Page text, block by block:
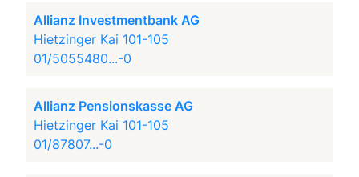
Allianz Investmentbank AG
Hietzinger Kai 101-105
01/5055480...-0
Allianz Pensionskasse AG
Hietzinger Kai 101-105
01/87807...-0